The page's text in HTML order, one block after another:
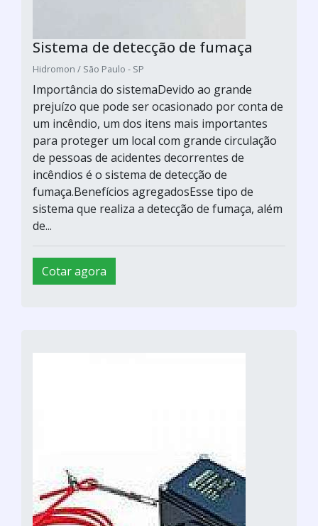
Sistema de detecção de fumaça
Hidromon / São Paulo - SP
Importância do sistemaDevido ao grande
prejuízo que pode ser ocasionado por conta de
um incêndio, um dos itens mais importantes
para proteger um local com grande circulação
de pessoas de acidentes decorrentes de
incêndios é o sistema de detecção de
fumaça.Benefícios agregadosEsse tipo de
sistema que realiza a detecção de fumaça, além
de...
Cotar agora